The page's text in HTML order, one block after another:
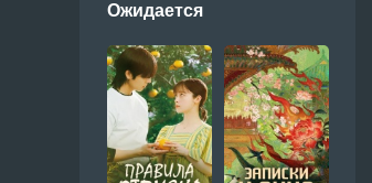
Ожидается